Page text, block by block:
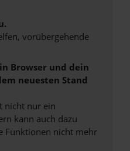
vorübergehende
Browser und dein
neuesten Stand
nicht nur ein
kann auch dazu
Funktionen nicht mehr